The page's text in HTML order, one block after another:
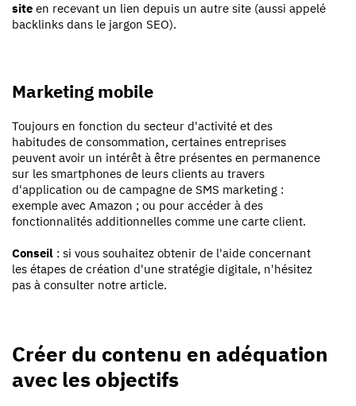
site en recevant un lien depuis un autre site (aussi appelé
backlinks dans le jargon SEO).
Marketing mobile
Toujours en fonction du secteur d'activité et des
habitudes de consommation, certaines entreprises
peuvent avoir un intérêt à être présentes en permanence
sur les smartphones de leurs clients au travers
d'application ou de campagne de SMS marketing :
exemple avec Amazon ; ou pour accéder à des
fonctionnalités additionnelles comme une carte client.
Conseil : si vous souhaitez obtenir de l'aide concernant
les étapes de création d'une stratégie digitale, n'hésitez
pas à consulter notre article.
Créer du contenu en adéquation
avec les objectifs